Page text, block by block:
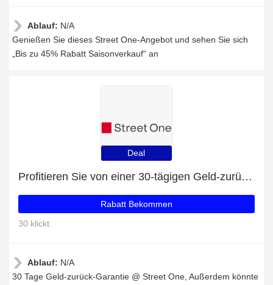
Ablauf: N/A
Genießen Sie dieses Street One-Angebot und sehen Sie sich
„Bis zu 45% Rabatt Saisonverkauf“ an
Deal
Profitieren Sie von einer 30-tägigen Geld-zurück-Garantie
Rabatt Bekommen
30 klickt
Ablauf: N/A
30 Tage Geld-zurück-Garantie @ Street One, Außerdem könnte